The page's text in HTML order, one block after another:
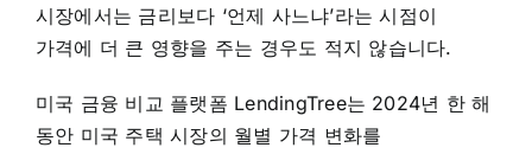
시장에서는 금리보다 ‘언제 사느냐’라는 시점이
가격에 더 큰 영향을 주는 경우도 적지 않습니다.
미국 금융 비교 플랫폼 LendingTree는 2024년 한 해
동안 미국 주택 시장의 월별 가격 변화를